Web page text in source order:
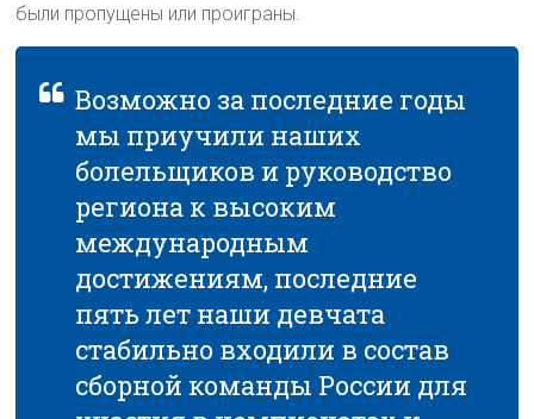
были пропущены или проиграны.
Возможно за последние годы
мы приучили наших
болельщиков и руководство
региона к высоким
международным
достижениям, последние
пять лет наши девчата
стабильно входили в состав
сборной команды России для